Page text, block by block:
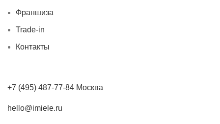
Франшиза
Trade-in
Контакты
+7 (495) 487-77-84 Москва
hello@imiele.ru